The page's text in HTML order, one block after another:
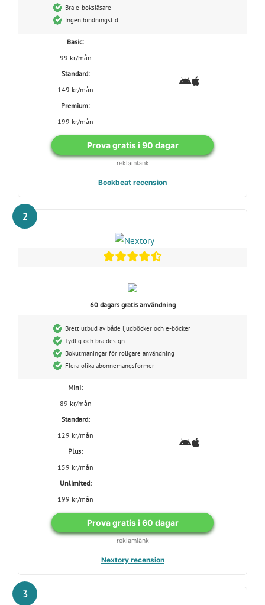
Bra e-boksläsare
Ingen bindningstid
Basic:
99 kr/mån
Standard:
149 kr/mån
Premium:
199 kr/mån
Prova gratis i 90 dagar
reklamlänk
Bookbeat recension
2
60 dagars gratis användning
Brett utbud av både ljudböcker och e-böcker
Tydlig och bra design
Bokutmaningar för roligare användning
Flera olika abonnemangsformer
Mini:
89 kr/mån
Standard:
129 kr/mån
Plus:
159 kr/mån
Unlimited:
199 kr/mån
Prova gratis i 60 dagar
reklamlänk
Nextory recension
3